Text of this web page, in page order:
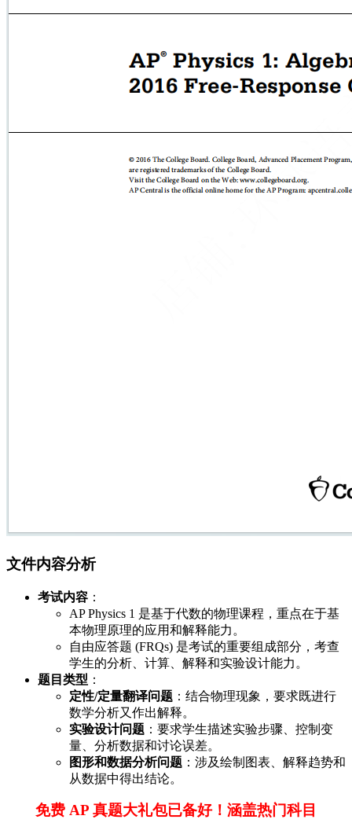
文件内容分析
考试内容 ：
AP Physics 1 是基于代数的物理课程，重点在于基
本物理原理的应用和解释能力。
自由应答题 (FRQs) 是考试的重要组成部分，考查
学生的分析、计算、解释和实验设计能力。
题目类型 ：
定性/定量翻译问题 ：结合物理现象，要求既进行
数学分析又作出解释。
实验设计问题 ：要求学生描述实验步骤、控制变
量、分析数据和讨论误差。
图形和数据分析问题 ：涉及绘制图表、解释趋势和
从数据中得出结论。
免费 AP 真题大礼包已备好！涵盖热门科目